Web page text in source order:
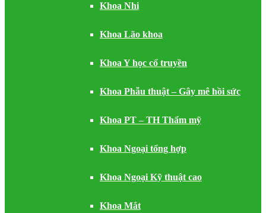
Khoa Nhi
Khoa Lão khoa
Khoa Y học cổ truyền
Khoa Phẫu thuật – Gây mê hồi sức
Khoa PT – TH Thẩm mỹ
Khoa Ngoại tổng hợp
Khoa Ngoại Kỹ thuật cao
Khoa Mắt